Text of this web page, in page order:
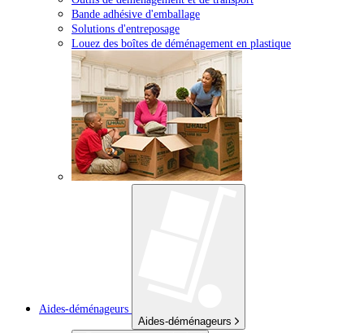
Bande adhésive d'emballage
Solutions d'entreposage
Louez des boîtes de déménagement en plastique
Aides-déménageurs
Aides-déménageurs